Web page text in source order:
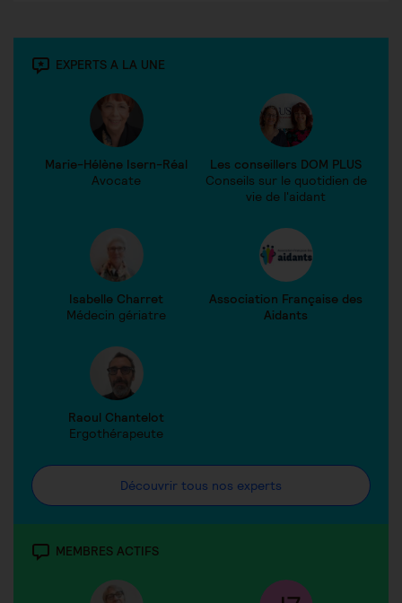
EXPERTS A LA UNE
Marie-Hélène Isern-Réal
Avocate
Les conseillers DOM PLUS
Conseils sur le quotidien de
vie de l'aidant
Isabelle Charret
Médecin gériatre
Association Française des
Aidants
Raoul Chantelot
Ergothérapeute
Découvrir tous nos experts
MEMBRES ACTIFS